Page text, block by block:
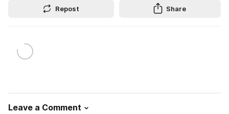
Repost Share
Leave a Comment